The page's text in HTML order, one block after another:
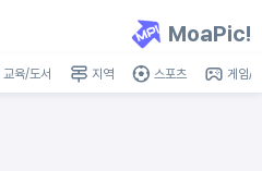
MoaPic!
교육/도서 지역 스포츠 게임/